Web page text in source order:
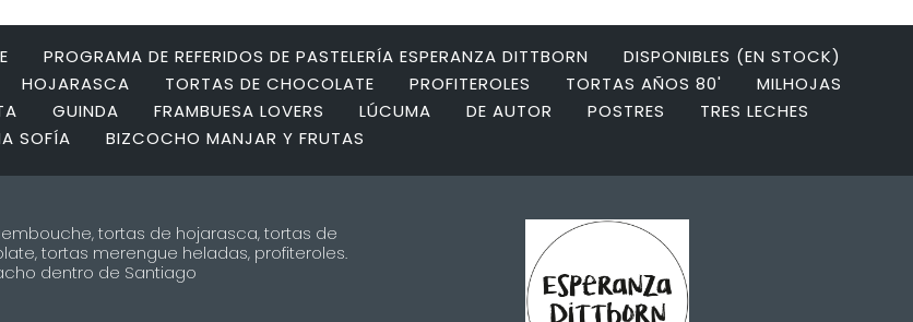
PROGRAMA DE REFERIDOS DE PASTELERÍA ESPERANZA DITTBORN
DISPONIBLES (EN STOCK)
HOJARASCA TORTAS DE CHOCOLATE PROFITEROLES TORTAS AÑOS 80'
MILHOJAS
GUINDA FRAMBUESA LOVERS LÚCUMA DE AUTOR POSTRES
TRES LECHES
SOFÍA BIZCOCHO MANJAR Y FRUTAS
tortas de hojarasca, tortas de
tortas merengue heladas, profiteroles.
dentro de Santiago